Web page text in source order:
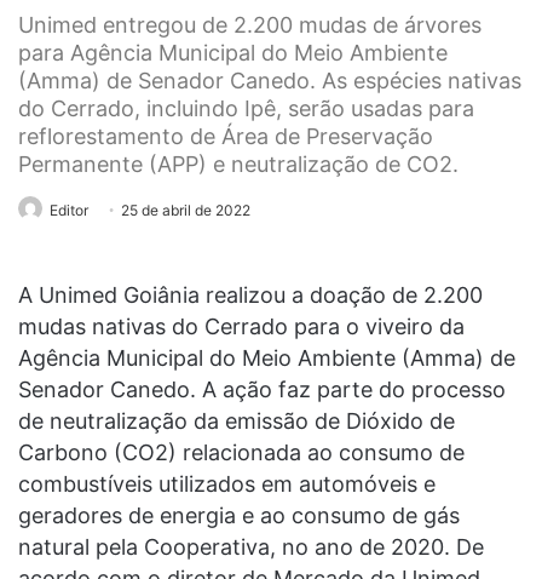
Unimed entregou de 2.200 mudas de árvores
para Agência Municipal do Meio Ambiente
(Amma) de Senador Canedo. As espécies nativas
do Cerrado, incluindo Ipê, serão usadas para
reflorestamento de Área de Preservação
Permanente (APP) e neutralização de CO2.
Editor 25 de abril de 2022
A Unimed Goiânia realizou a doação de 2.200
mudas nativas do Cerrado para o viveiro da
Agência Municipal do Meio Ambiente (Amma) de
Senador Canedo. A ação faz parte do processo
de neutralização da emissão de Dióxido de
Carbono (CO2) relacionada ao consumo de
combustíveis utilizados em automóveis e
geradores de energia e ao consumo de gás
natural pela Cooperativa, no ano de 2020. De